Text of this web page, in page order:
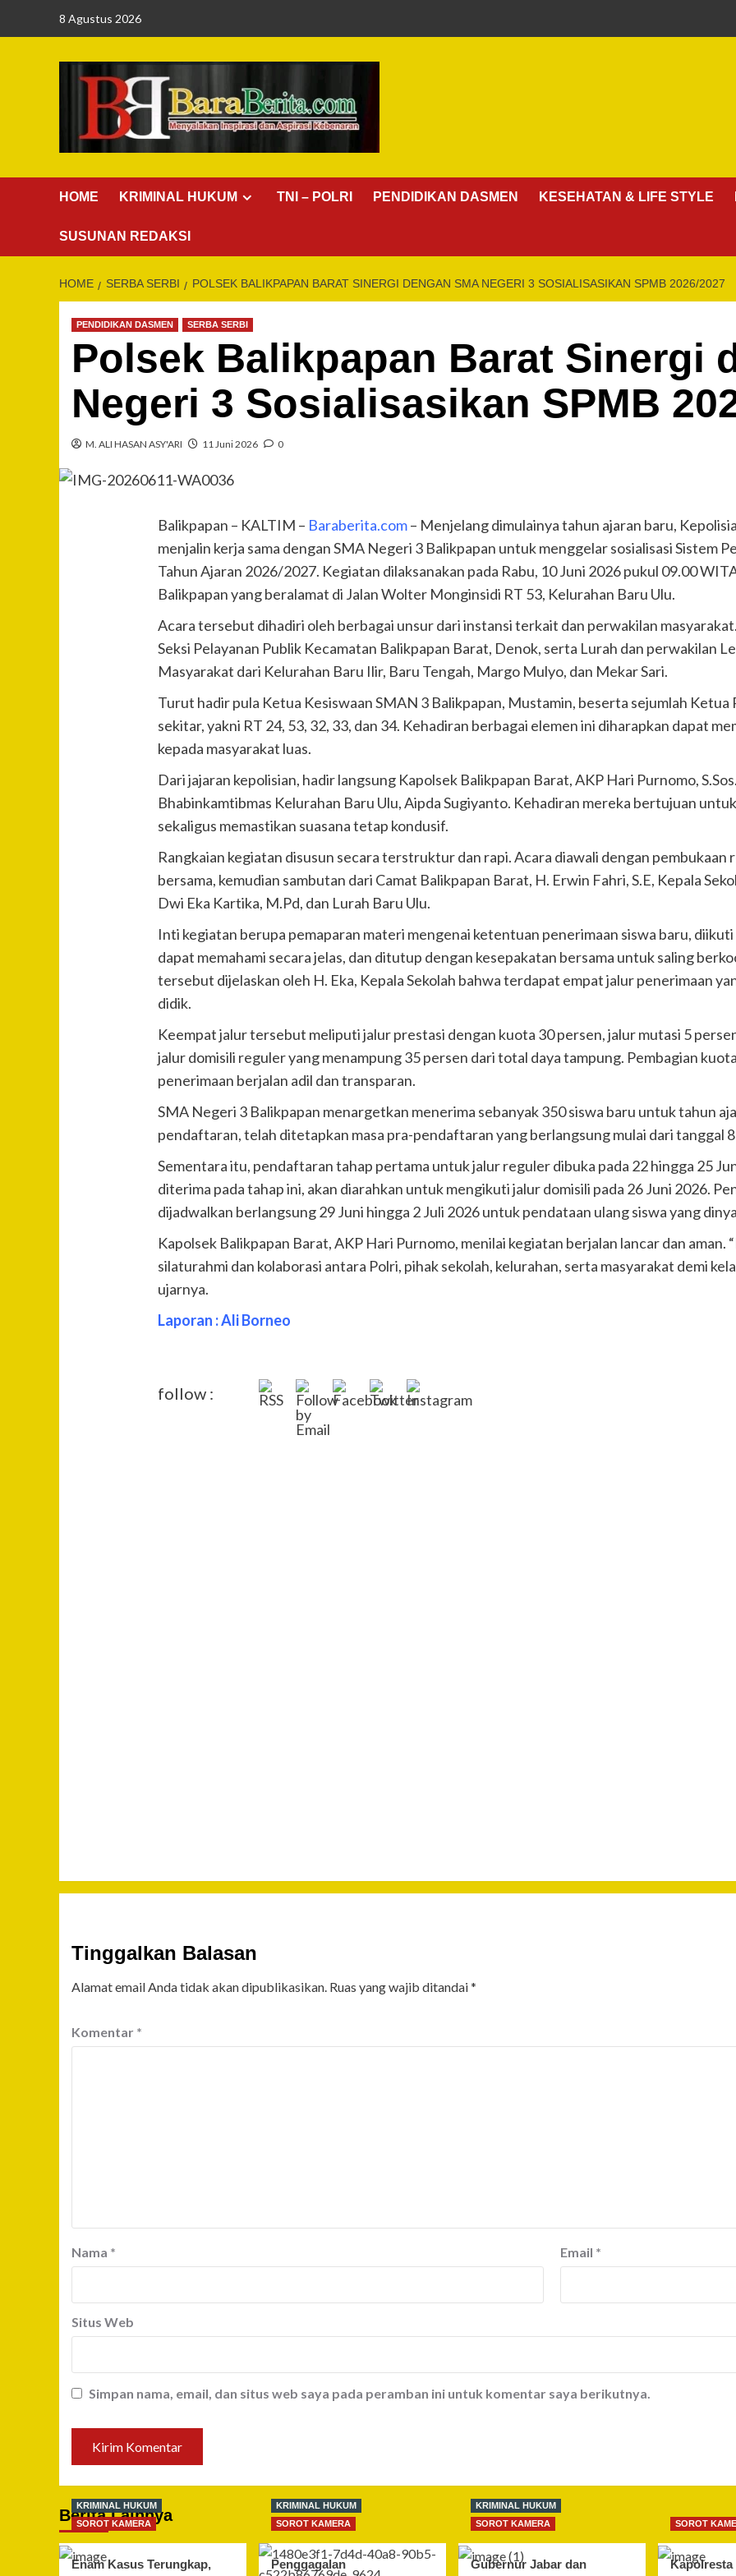
8 Agustus 2026
HOME KRIMINAL HUKUM TNI – POLRI PENDIDIKAN DASMEN KESEHATAN & LIFE STYLE
SUSUNAN REDAKSI
HOME SERBA SERBI POLSEK BALIKPAPAN BARAT SINERGI DENGAN SMA NEGERI 3 SOSIALISASIKAN SPMB 2026/2027
PENDIDIKAN DASMEN SERBA SERBI
Polsek Balikpapan Barat Sinergi
Negeri 3 Sosialisasikan SPMB
M. ALI HASAN ASY'ARI 11 Juni 2026 0
Balikpapan – KALTIM – Baraberita.com– Menjelang dimulainya tahun ajaran baru,
menjalin kerja sama dengan SMA Negeri 3 Balikpapan untuk menggelar sosialisasi Sistem
Tahun Ajaran 2026/2027. Kegiatan dilaksanakan pada Rabu, 10 Juni 2026 pukul 09.00
Balikpapan yang beralamat di Jalan Wolter Monginsidi RT 53, Kelurahan Baru Ulu.
Acara tersebut dihadiri oleh berbagai unsur dari instansi terkait dan perwakilan
Seksi Pelayanan Publik Kecamatan Balikpapan Barat, Denok, serta Lurah dan perwakilan
Masyarakat dari Kelurahan Baru Ilir, Baru Tengah, Margo Mulyo, dan Mekar Sari.
Turut hadir pula Ketua Kesiswaan SMAN 3 Balikpapan, Mustamin, beserta sejumlah
sekitar, yakni RT 24, 53, 32, 33, dan 34. Kehadiran berbagai elemen ini diharapkan dapat
kepada masyarakat luas.
Dari jajaran kepolisian, hadir langsung Kapolsek Balikpapan Barat, AKP Hari Purnomo,
Bhabinkamtibmas Kelurahan Baru Ulu, Aipda Sugiyanto. Kehadiran mereka bertujuan
sekaligus memastikan suasana tetap kondusif.
Rangkaian kegiatan disusun secara terstruktur dan rapi. Acara diawali dengan pembukaan
bersama, kemudian sambutan dari Camat Balikpapan Barat, H. Erwin Fahri, S.E, Kepala
Dwi Eka Kartika, M.Pd, dan Lurah Baru Ulu.
Inti kegiatan berupa pemaparan materi mengenai ketentuan penerimaan siswa baru,
dapat memahami secara jelas, dan ditutup dengan kesepakatan bersama untuk saling
tersebut dijelaskan oleh H. Eka, Kepala Sekolah bahwa terdapat empat jalur penerimaan
didik.
Keempat jalur tersebut meliputi jalur prestasi dengan kuota 30 persen, jalur mutasi 5
jalur domisili reguler yang menampung 35 persen dari total daya tampung. Pembagian
penerimaan berjalan adil dan transparan.
SMA Negeri 3 Balikpapan menargetkan menerima sebanyak 350 siswa baru untuk tahun
pendaftaran, telah ditetapkan masa pra-pendaftaran yang berlangsung mulai dari tanggal
Sementara itu, pendaftaran tahap pertama untuk jalur reguler dibuka pada 22 hingga 25
diterima pada tahap ini, akan diarahkan untuk mengikuti jalur domisili pada 26 Juni 2026.
dijadwalkan berlangsung 29 Juni hingga 2 Juli 2026 untuk pendataan ulang siswa yang
Kapolsek Balikpapan Barat, AKP Hari Purnomo, menilai kegiatan berjalan lancar dan aman.
silaturahmi dan kolaborasi antara Polri, pihak sekolah, kelurahan, serta masyarakat demi
ujarnya.
Laporan : Ali Borneo
follow :
Tinggalkan Balasan
Alamat email Anda tidak akan dipublikasikan. Ruas yang wajib ditandai*
Komentar *
Nama * Email *
Situs Web
Simpan nama, email, dan situs web saya pada peramban ini untuk komentar saya berikutnya.
Berita Lainnya
KRIMINAL HUKUM
SOROT KAMERA
Enam Kasus Terungkap,
KRIMINAL HUKUM
SOROT KAMERA
Penggagalan
KRIMINAL HUKUM
SOROT KAMERA
Gubernur Jabar dan
SOROT